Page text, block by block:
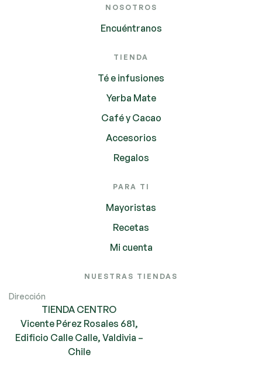
NOSOTROS
Encuéntranos
TIENDA
Té e infusiones
Yerba Mate
Café y Cacao
Accesorios
Regalos
PARA TI
Mayoristas
Recetas
Mi cuenta
NUESTRAS TIENDAS
Dirección
TIENDA CENTRO
Vicente Pérez Rosales 681,
Edificio Calle Calle, Valdivia –
Chile